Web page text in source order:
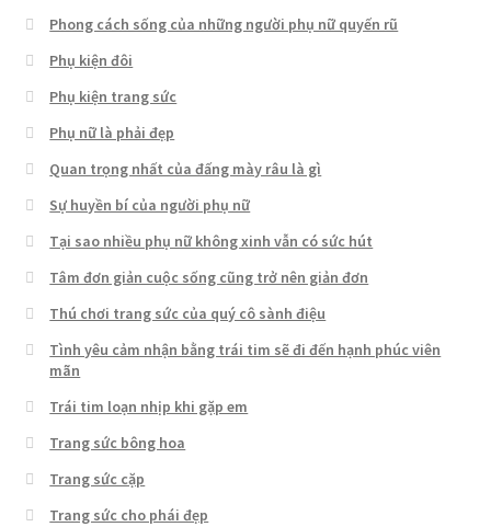
Phong cách sống của những người phụ nữ quyến rũ
Phụ kiện đôi
Phụ kiện trang sức
Phụ nữ là phải đẹp
Quan trọng nhất của đấng mày râu là gì
Sự huyền bí của người phụ nữ
Tại sao nhiều phụ nữ không xinh vẫn có sức hút
Tâm đơn giản cuộc sống cũng trở nên giản đơn
Thú chơi trang sức của quý cô sành điệu
Tình yêu cảm nhận bằng trái tim sẽ đi đến hạnh phúc viên
mãn
Trái tim loạn nhịp khi gặp em
Trang sức bông hoa
Trang sức cặp
Trang sức cho phái đẹp